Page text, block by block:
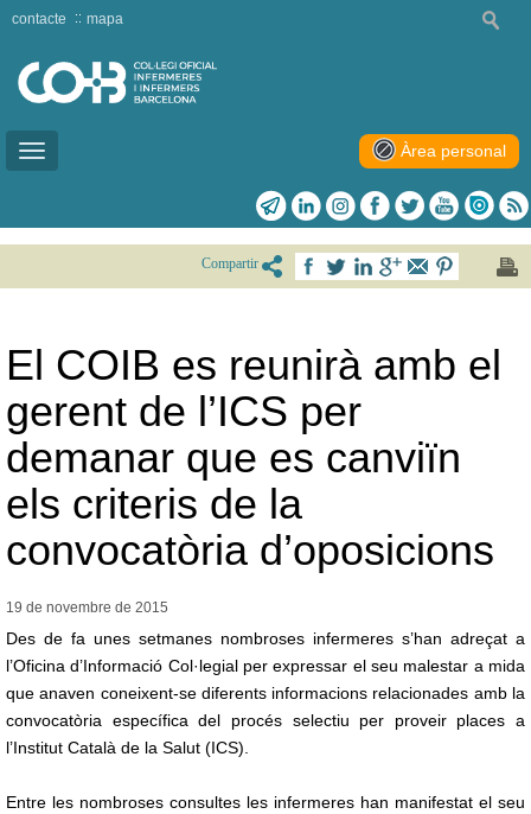
Toggle
contacte mapa
Àrea personal
Compartir
El COIB es reunirà amb el
gerent de l’ICS per
demanar que es canviïn
els criteris de la
convocatòria d’oposicions
19 de novembre de 2015
Des de fa unes setmanes nombroses infermeres s’han adreçat a
l’Oficina d’Informació Col·legial per expressar el seu malestar a mida
que anaven coneixent-se diferents informacions relacionades amb la
convocatòria específica del procés selectiu per proveir places a
l’Institut Català de la Salut (ICS).
Entre les nombroses consultes les infermeres han manifestat el seu